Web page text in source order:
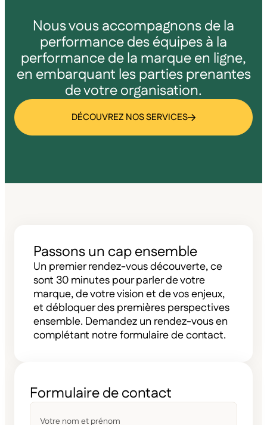
Nous vous accompagnons de la
performance des équipes à la
performance de la marque en ligne,
en embarquant les parties prenantes
de votre organisation.
DÉCOUVREZ NOS SERVICES
Passons un cap ensemble
Un premier rendez-vous découverte, ce
sont 30 minutes pour parler de votre
marque, de votre vision et de vos enjeux,
et débloquer des premières perspectives
ensemble. Demandez un rendez-vous en
complétant notre formulaire de contact.
Formulaire de contact
Votre
nom